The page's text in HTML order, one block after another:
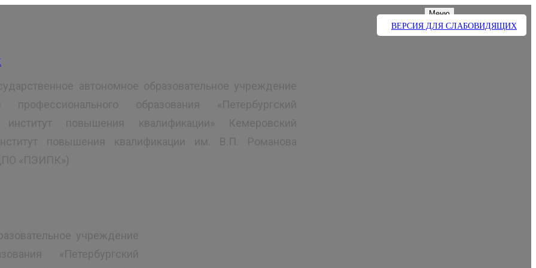
ВЕРСИЯ ДЛЯ СЛАБОВИДЯЩИХ
Меню
автономное образовательное учреждение
профессионального образования «Петербургский
институт повышения квалификации» Кемеровский
повышения квалификации им. В.П. Романова
«ПЭИПК»)
учреждение
«Петербургский